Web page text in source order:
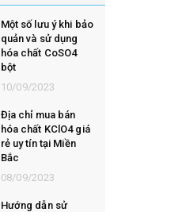
Một số lưu ý khi bảo
quản và sử dụng
hóa chất CoSO4
bột
10/09/2023
Địa chỉ mua bán
hóa chất KClO4 giá
rẻ uy tín tại Miền
Bắc
08/09/2023
Hướng dẫn sử